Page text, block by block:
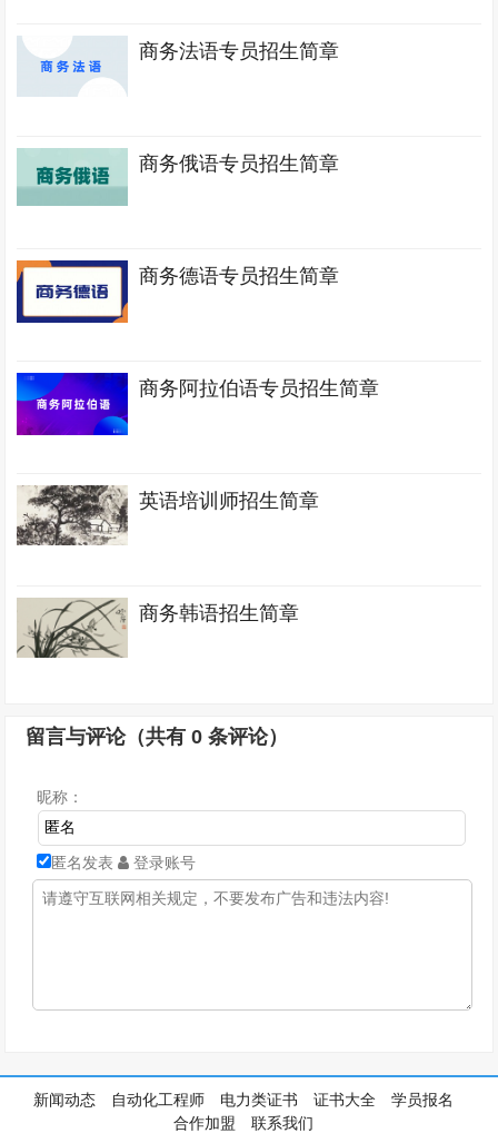
商务法语专员招生简章
商务俄语专员招生简章
商务德语专员招生简章
商务阿拉伯语专员招生简章
英语培训师招生简章
商务韩语招生简章
留言与评论（共有0 条评论）
昵称：
匿名发表 登录账号
新闻动态 自动化工程师 电力类证书 证书大全
学员报名
合作加盟
联系我们